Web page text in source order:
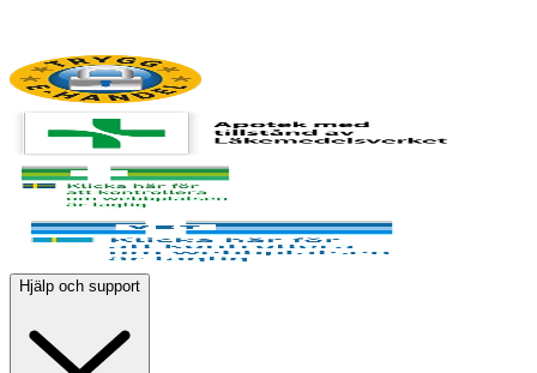
Hjälp och support